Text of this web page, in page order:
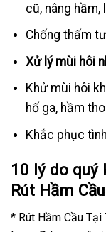
cũ, nâng hầm,
Chống thấm
Xử lý mùi hôi
Khử mùi hôi
hố ga, hầm
Khắc phục
10 lý do quý
Rút Hầm Cầu
* Rút Hầm Cầu Tại